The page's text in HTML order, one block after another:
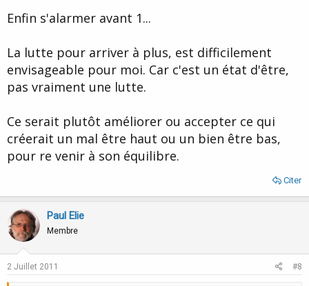
Enfin s'alarmer avant 1...
La lutte pour arriver à plus, est difficilement
envisageable pour moi. Car c'est un état d'être,
pas vraiment une lutte.
Ce serait plutôt améliorer ou accepter ce qui
créerait un mal être haut ou un bien être bas,
pour re venir à son équilibre.
Citer
Paul Elie
Membre
2 Juillet 2011 #8